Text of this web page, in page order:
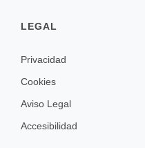
LEGAL
Privacidad
Cookies
Aviso Legal
Accesibilidad